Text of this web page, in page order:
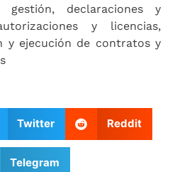
declaraciones y
y licencias,
y ejecución de contratos y
Twitter Reddit
Telegram